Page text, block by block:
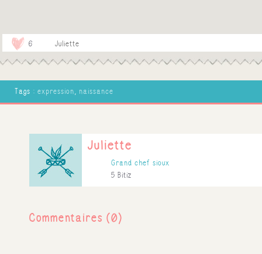
6 Juliette
Tags : expression, naissance
Juliette
Grand chef sioux
5 Bitiz
Commentaires (0)